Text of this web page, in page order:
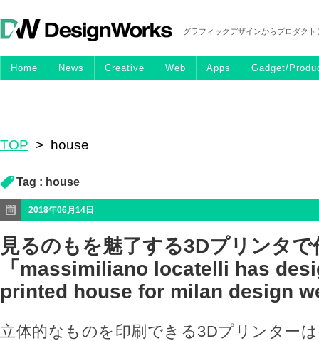
グラフィックデザインからプロダク
Home News Creative Web Apps Gadget/
TOP > house
Tag : house
2018年06月14日
見るのもを魅了する3Dプリンタ
「massimiliano locatelli has
printed house for milan design
立体的なものを印刷できる3Dプリンター